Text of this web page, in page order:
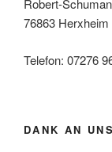
Robert-
76863 Herxheim
Telefon: 07276
DANK AN